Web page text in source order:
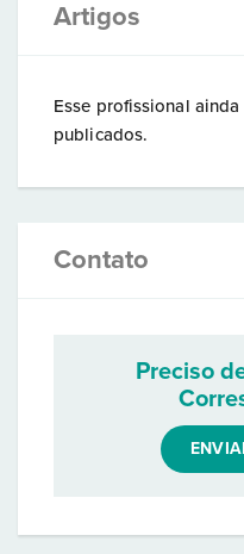
Artigos
Esse profissional
publicados.
Contato
Preciso